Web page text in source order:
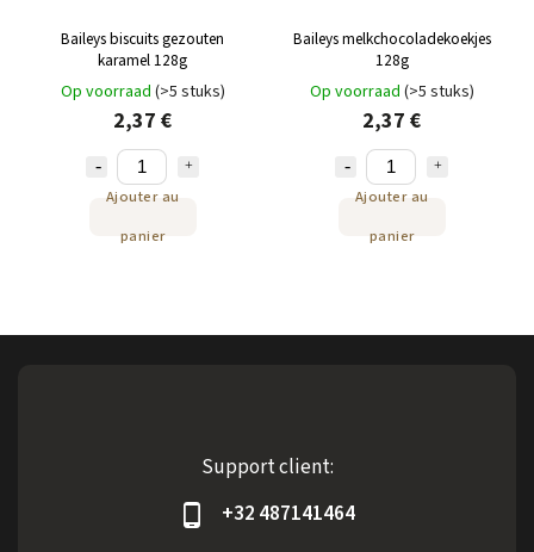
Baileys biscuits gezouten
karamel 128g
Op voorraad (>5 stuks)
2,37 €
Ajouter au
panier
Baileys melkchocoladekoekjes
128g
Op voorraad (>5 stuks)
2,37 €
Ajouter au
panier
Support client:
+32 487141464